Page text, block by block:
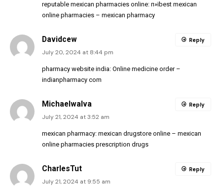
reputable mexican pharmacies online: п»їbest mexican
online pharmacies – mexican pharmacy
Davidcew
July 20, 2024 at 8:44 pm
pharmacy website india: Online medicine order–
indianpharmacy com
Reply
MichaelwaIva
July 21, 2024 at 3:52 am
mexican pharmacy: mexican drugstore online – mexican
online pharmacies prescription drugs
Reply
CharlesTut
July 21, 2024 at 9:55 am
Reply